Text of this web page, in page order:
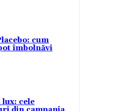
cum
îmbolnăvi
cele